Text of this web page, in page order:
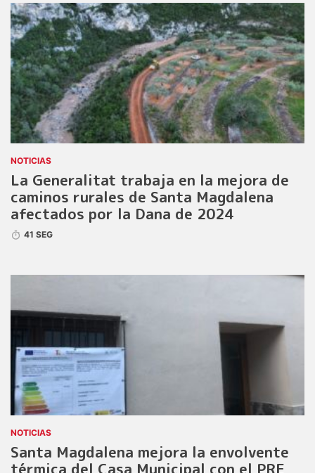
NOTICIAS
La Generalitat trabaja en la mejora de
caminos rurales de Santa Magdalena
afectados por la Dana de 2024
41 SEG
NOTICIAS
Santa Magdalena mejora la envolvente